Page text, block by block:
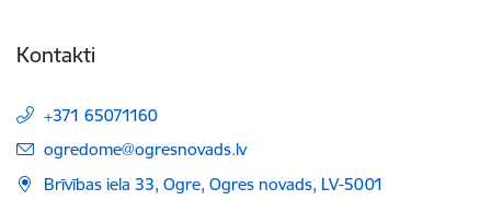
Kontakti
+371 65071160
E-pasts:
ogredome@ogresnovads.lv
Brīvības iela 33, Ogre, Ogres novads, LV-5001